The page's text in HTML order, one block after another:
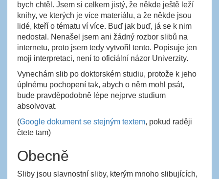
bych chtěl. Jsem si celkem jistý, že někde ještě leží
knihy, ve kterých je více materiálu, a že někde jsou
lidé, kteří o tématu ví více. Buď jak buď, já se k nim
nedostal. Nenašel jsem ani žádný rozbor slibů na
internetu, proto jsem tedy vytvořil tento. Popisuje jen
moji interpretaci, není to oficiální názor Univerzity.
Vynechám slib po doktorském studiu, protože k jeho
úplnému pochopení tak, abych o něm mohl psát,
bude pravděpodobně lépe nejprve studium
absolvovat.
(Google dokument se stejným textem, pokud raději
čtete tam)
Obecně
Sliby jsou slavnostní sliby, kterým mnoho slibujících,